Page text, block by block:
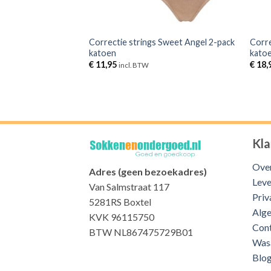
Correctie strings Sweet Angel 2-pack
katoen
€11,95 incl. BTW
€
Adres (geen bezoekadres)
Van Salmstraat 117
5281RS Boxtel
KVK 96115750
BTW NL867475729B01